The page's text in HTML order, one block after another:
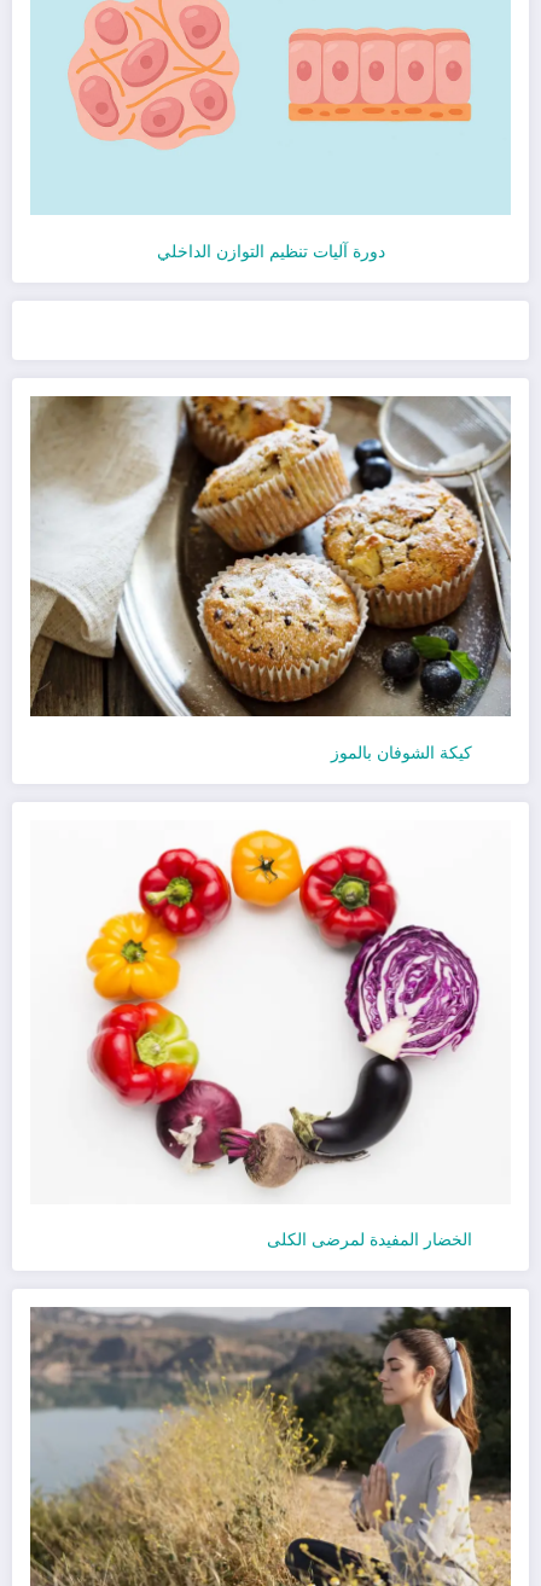
دورة آليات تنظيم التوازن الداخلي
كيكة الشوفان بالموز
الخضار المفيدة لمرضى الكلى